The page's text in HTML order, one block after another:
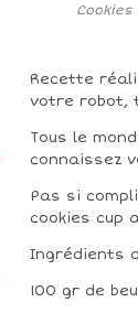
Recette
votre robot,
Tous le
connaissez
Pas si
cookies cup
Ingrédients
100 gr de